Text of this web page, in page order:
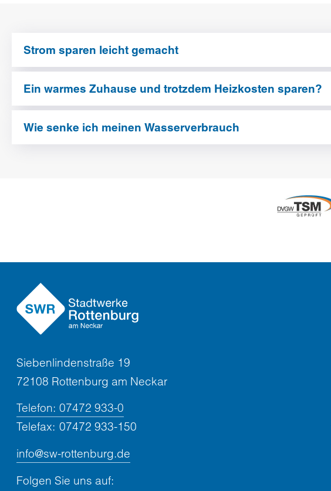
Strom sparen leicht gemacht
Ein warmes Zuhause und trotzdem Heizkosten sparen?
Wie senke ich meinen Wasserverbrauch
Siebenlindenstraße 19
72108 Rottenburg am Neckar
Telefon: 07472 933-0
Telefax: 07472 933-150
info@sw-rottenburg.de
Folgen Sie uns auf: